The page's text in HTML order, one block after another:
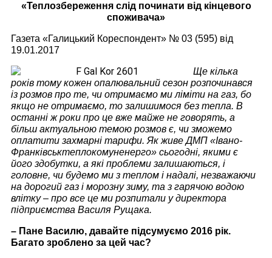
«Теплозбереження слід починати від кінцевого
споживача»
Газета «Галицький Кореспондент» № 03 (595) від
19.01.2017
Ще кілька
років тому кожен опалювальний сезон розпочинався
із розмов про те, чи отримаємо ми ліміти на газ, бо
якщо не отримаємо, то залишимося без тепла. В
останні ж роки про це вже майже не говорять, а
більш актуальною темою розмов є, чи зможемо
оплатити захмарні тарифи. Як живе ДМП «Івано-
Франківськтеплокомуненерго» сьогодні, якими є
його здобутки, а які проблеми залишаються, і
головне, чи будемо ми з теплом і надалі, незважаючи
на дорогий газ і морозну зиму, та з гарячою водою
влітку – про все це ми розпитали у директора
підприємства Василя Рущака.
– Пане Василю, давайте підсумуємо 2016 рік.
Багато зроблено за цей час?